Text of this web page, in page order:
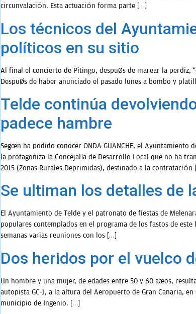
circunvalación. Esta actuación forma parte […]
Los técnicos del
políticos en su sitio
Al final el concierto de Pitingo, después de marear la perdiz,
Después de haber anunciado el pasado lunes a bombo y
Telde continúa
padece hambre
Según ha podido conocer ONDA GUANCHE, el
la protagoniza la Concejalía de Desarrollo Local que no ha
2015 (Zonas Rurales Deprimidas), destinado a la contratación
Se ultiman los detalles de
El Ayuntamiento de Telde y el patronato de fiestas de
populares contemplados en el programa de los fastos de
semanas varias reuniones con los […]
Dos heridos por el vuelco
Un hombre y una mujer, de edades entre 50 y 60 años,
autopista GC-1, a la altura del Aeropuerto de Gran Canaria,
municipio de Ingenio. […]